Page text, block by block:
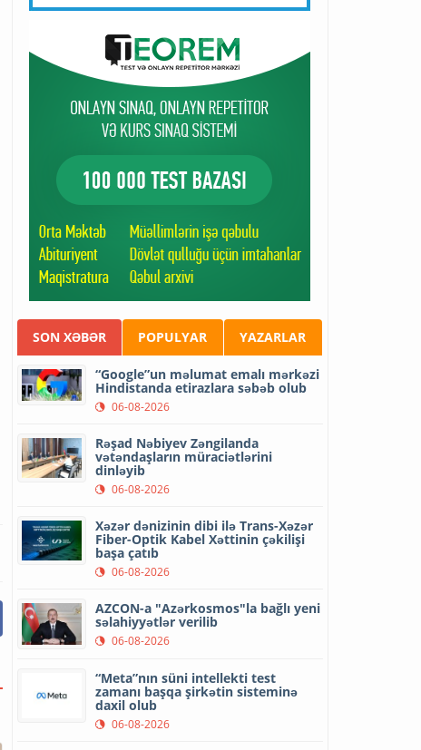
SON XƏBƏR POPULYAR YAZARLAR
“Google”un məlumat emalı mərkəzi
Hindistanda etirazlara səbəb olub
06-08-2026
Rəşad Nəbiyev Zəngilanda
vətəndaşların müraciətlərini
dinləyib
06-08-2026
Xəzər dənizinin dibi ilə Trans-Xəzər
Fiber-Optik Kabel Xəttinin çəkilişi
başa çatıb
06-08-2026
AZCON-a "Azərkosmos"la bağlı yeni
səlahiyyətlər verilib
06-08-2026
“Meta”nın süni intellekti test
zamanı başqa şirkətin sisteminə
daxil olub
06-08-2026